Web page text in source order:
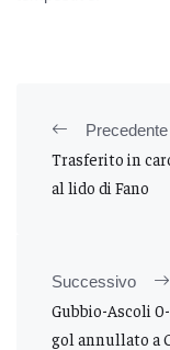
Precedente
Trasferito in
al lido di Fano
Successivo
Gubbio-Ascoli
gol annullato a